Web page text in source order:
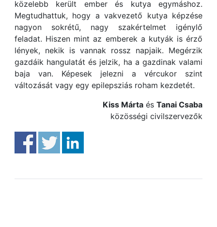
közelebb került ember és kutya egymáshoz.
Megtudhattuk, hogy a vakvezető kutya képzése
nagyon sokrétű, nagy szakértelmet igénylő
feladat. Hiszen mint az emberek a kutyák is érző
lények, nekik is vannak rossz napjaik. Megérzik
gazdáik hangulatát és jelzik, ha a gazdinak valami
baja van. Képesek jelezni a vércukor szint
változását vagy egy epilepsziás roham kezdetét.
Kiss Márta és Tanai Csaba
közösségi civilszervezők